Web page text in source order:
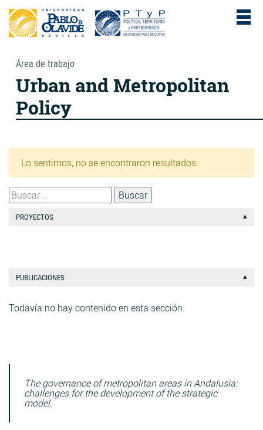
Área de trabajo
Urban and Metropolitan
Policy
Lo sentimos, no se encontraron resultados.
PROYECTOS
PUBLICACIONES
Todavía no hay contenido en esta sección.
The governance of metropolitan areas in Andalusia:
challenges for the development of the strategic
model.